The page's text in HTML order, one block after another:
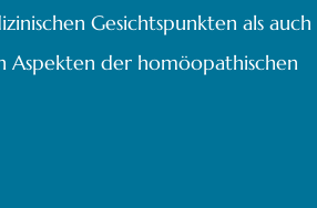
Gesichtspunkten als auch
Aspekten der homöopathischen